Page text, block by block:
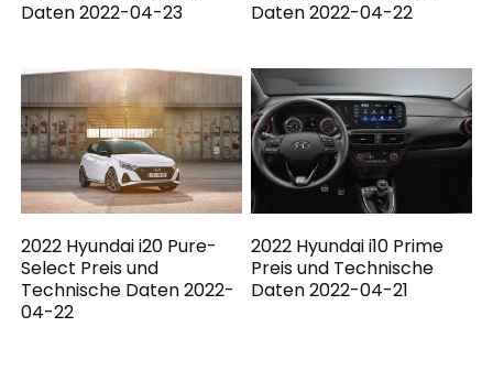
Daten 2022-04-23
Daten 2022-04-22
2022 Hyundai i20 Pure-
Select Preis und
Technische Daten 2022-
04-22
2022 Hyundai i10 Prime
Preis und Technische
Daten 2022-04-21